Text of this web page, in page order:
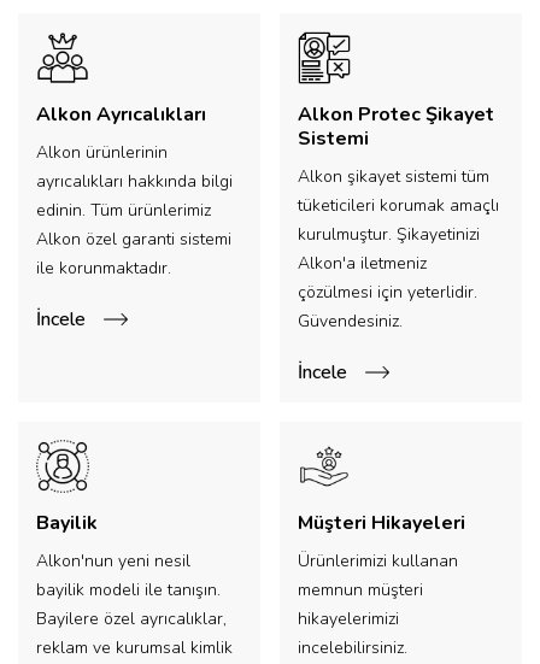
Alkon Ayrıcalıkları
Alkon ürünlerinin
ayrıcalıkları hakkında bilgi
edinin. Tüm ürünlerimiz
Alkon özel garanti sistemi
ile korunmaktadır.
İncele
Alkon Protec Şikayet
Sistemi
Alkon şikayet sistemi tüm
tüketicileri korumak amaçlı
kurulmuştur. Şikayetinizi
Alkon'a iletmeniz
çözülmesi için yeterlidir.
Güvendesiniz.
İncele
Bayilik
Alkon'nun yeni nesil
bayilik modeli ile tanışın.
Bayilere özel ayrıcalıklar,
reklam ve kurumsal kimlik
Müşteri Hikayeleri
Ürünlerimizi kullanan
memnun müşteri
hikayelerimizi
incelebilirsiniz.